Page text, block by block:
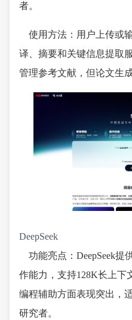
者。
使用方法：用户上传或
译、摘要和关键信息提取
管理参考文献，但论文生
DeepSeek
功能亮点：DeepSeek提
作能力，支持128K长上下
编程辅助方面表现突出，
研究者。